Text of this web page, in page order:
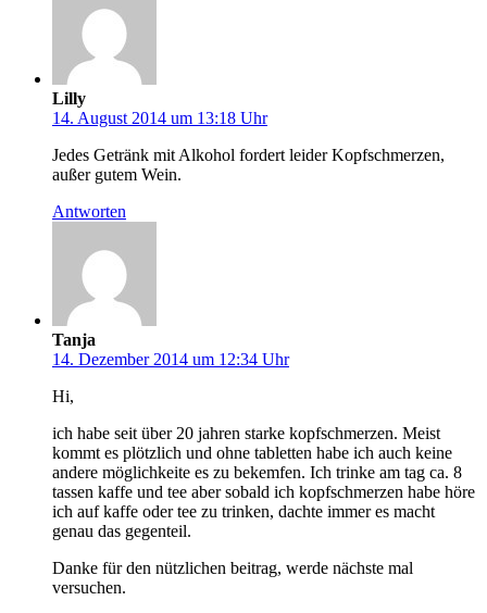
Lilly
14. August 2014 um 13:18 Uhr
Jedes Getränk mit Alkohol fordert leider Kopfschmerzen,
außer gutem Wein.
Antworten
Tanja
14. Dezember 2014 um 12:34 Uhr
Hi,
ich habe seit über 20 jahren starke kopfschmerzen. Meist
kommt es plötzlich und ohne tabletten habe ich auch keine
andere möglichkeite es zu bekemfen. Ich trinke am tag ca. 8
tassen kaffe und tee aber sobald ich kopfschmerzen habe höre
ich auf kaffe oder tee zu trinken, dachte immer es macht
genau das gegenteil.
Danke für den nützlichen beitrag, werde nächste mal
versuchen.